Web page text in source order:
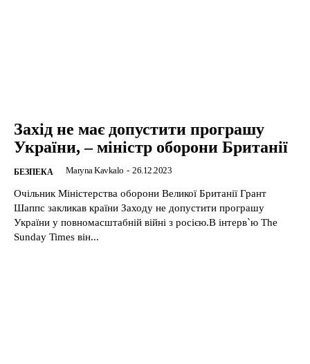
Захід не має допустити програшу
України, – міністр оборони Британії
БЕЗПЕКА Maryna Kavkalo - 26.12.2023
Очільник Міністерства оборони Великої Британії Грант
Шаппс закликав країни Заходу не допустити програшу
України у повномасштабній війні з росією.В інтерв`ю The
Sunday Times він...